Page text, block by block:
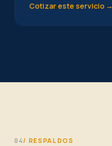
Cotizar este servicio →
04/ RESPALDOS